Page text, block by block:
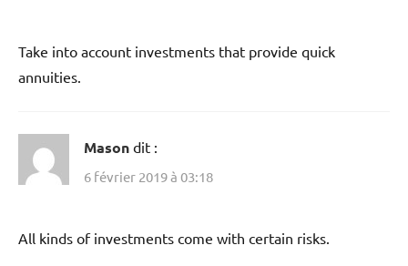
Take into account investments that provide quick
annuities.
Mason dit :
6 février 2019 à 03:18
All kinds of investments come with certain risks.